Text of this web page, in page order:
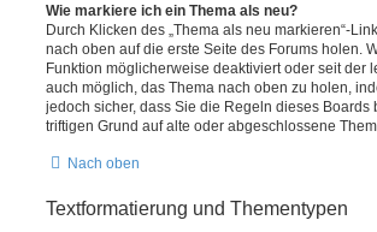
Wie markiere ich ein Thema als neu?
Durch Klicken des „Thema als neu markieren“-
nach oben auf die erste Seite des Forums holen.
Funktion möglicherweise deaktiviert oder seit der
auch möglich, das Thema nach oben zu holen,
jedoch sicher, dass Sie die Regeln dieses
triftigen Grund auf alte oder abgeschlossene
Nach oben
Textformatierung und Thementypen